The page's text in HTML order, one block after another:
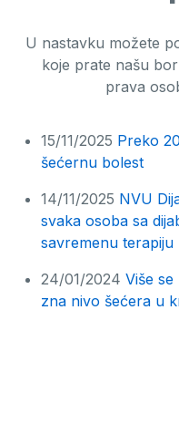
U nastavku možete
koje prate našu
prava
15/11/2025 Preko
šećernu bolest
14/11/2025 NVU
svaka osoba sa
savremenu terapiju
24/01/2024 Više
zna nivo šećera u